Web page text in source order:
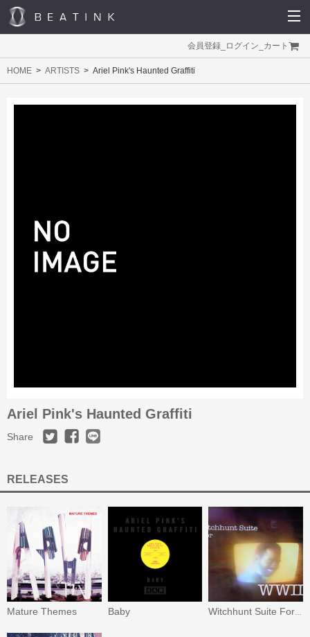
会員登録 ログイン カート
HOME ARTISTS Ariel Pink's Haunted Graffiti
Ariel Pink's Haunted Graffiti
Share
RELEASES
Mature Themes Baby